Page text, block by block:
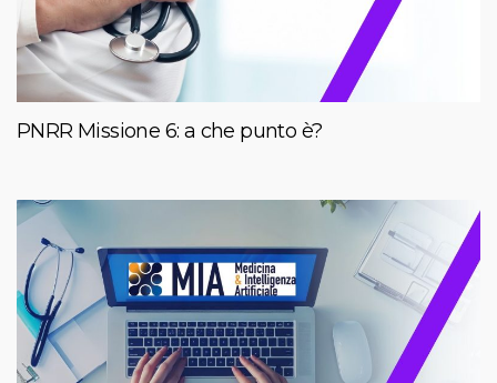
PNRR Missione 6: a che punto è?